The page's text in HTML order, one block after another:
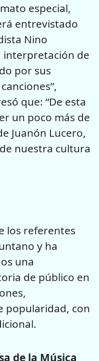
especial,
entrevistado
Nino
interpretación de
por sus
que: “De esta
un poco más de
Juanón Lucero,
nuestra cultura
los referentes
y ha
una
de público en
popularidad, con
de la Música